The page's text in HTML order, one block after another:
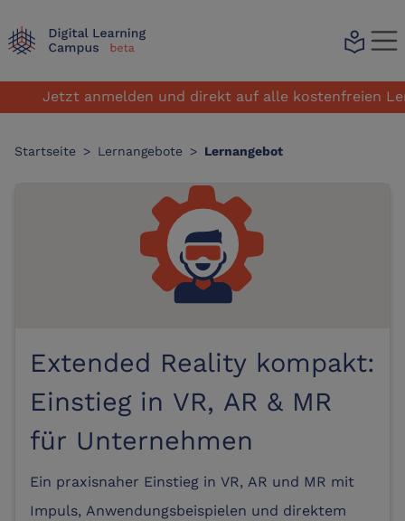
local_library
Jetzt anmelden und direkt auf alle kostenfreien
Startseite > Lernangebote > Lernangebot
Extended Reality kompakt:
Einstieg in VR, AR & MR
für Unternehmen
Ein praxisnaher Einstieg in VR, AR und MR mit
Impuls, Anwendungsbeispielen und direktem